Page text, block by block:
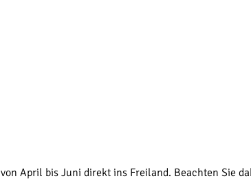
von April bis Juni direkt ins Freiland. Beachten Sie